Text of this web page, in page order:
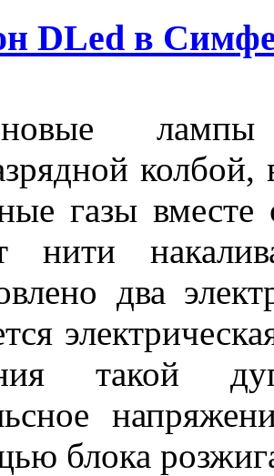
DLed в
газы
нити
два
такой
блока